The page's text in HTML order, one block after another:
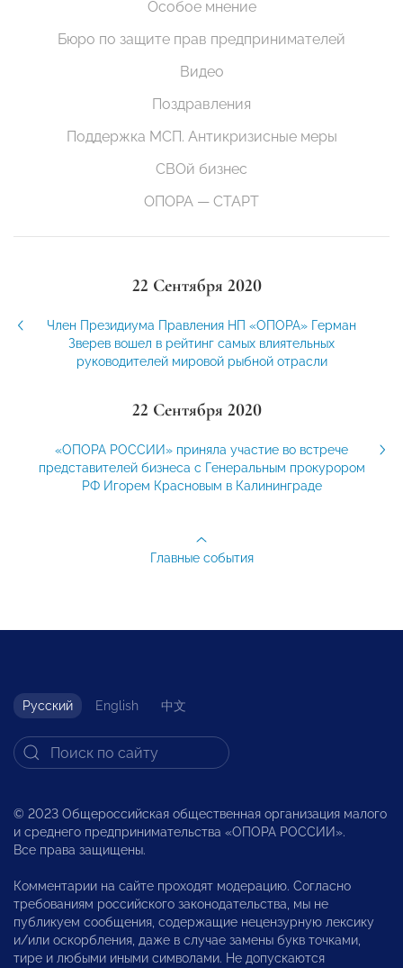
Особое мнение
Бюро по защите прав предпринимателей
Видео
Поздравления
Поддержка МСП. Антикризисные меры
СВОй бизнес
ОПОРА — СТАРТ
22 Сентября 2020
Член Президиума Правления НП «ОПОРА» Герман
Зверев вошел в рейтинг самых влиятельных
руководителей мировой рыбной отрасли
22 Сентября 2020
«ОПОРА РОССИИ» приняла участие во встрече
представителей бизнеса с Генеральным прокурором
РФ Игорем Красновым в Калининграде
Главные события
Русский English 中文
© 2023 Общероссийская общественная организация малого
и среднего предпринимательства «ОПОРА РОССИИ».
Все права защищены.
Комментарии на сайте проходят модерацию. Согласно
требованиям российского законодательства, мы не
публикуем сообщения, содержащие нецензурную лексику
и/или оскорбления, даже в случае замены букв точками,
тире и любыми иными символами. Не допускаются